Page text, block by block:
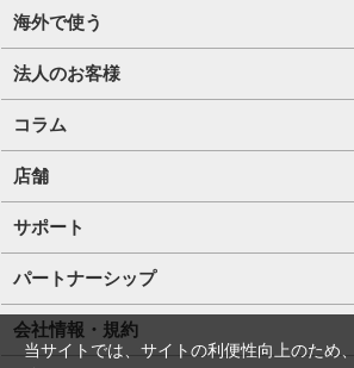
ビタッ！プラン
販売終了したプラン
海外短期レンタル HIS Wi-Fi
国内外長期レンタル HIS Wi-Fi PLUS+
携帯レンタル
オンラインショップ
HIS Mobileケア
海外で使う
海外通信一覧
海外短期レンタル HIS Wi-Fi
国内外長期レンタル HIS Wi-Fi PLUS+
プリペイドSIM
法人のお客様
サービス一覧【法人】
格安SIM【法人】
ご利用開始の流れ【法人】
法人向け取扱端末
Wi-Fiレンタル HIS Wi-Fi PLUS+ for Biz
コラム
コラムTOP
格安SIMに関する記事
Wi-Fiに関する記事
スマホ・タブレット端末に関する記事
お役立ち情報
店舗
HISモバイル取扱店舗
サポート
サポートトップページ
SIMロック解除手続き
パートナーシップ
店舗型代理店募集
会社情報・規約
当サイトでは、サイトの利便性向上のため